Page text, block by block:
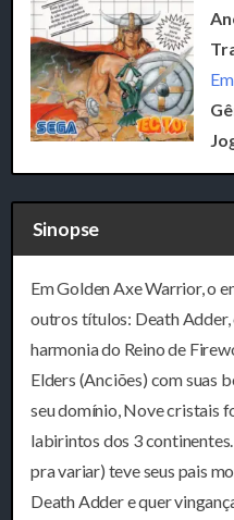
Sinopse
Em Golden Axe Warrior, o
outros títulos: Death
harmonia do Reino de
Elders (Anciões) com suas
seu domínio, Nove cristais
labirintos dos 3
pra variar) teve seus pais
Death Adder e quer